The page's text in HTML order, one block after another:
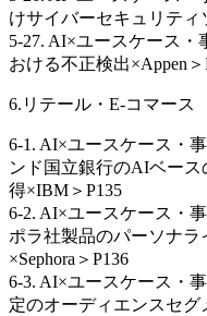
けサイバーセキュリティ
5-27. AI×ユースケース
おける不正検出×Appen＞
6.リテール・E-コマース
6-1. AI×ユースケース・
ンド国立銀行のAIベー
得×IBM＞P135
6-2. AI×ユースケース・
ポラ社製品のパーソナ
×Sephora＞P136
6-3. AI×ユースケース・
定のオーディエンスセ